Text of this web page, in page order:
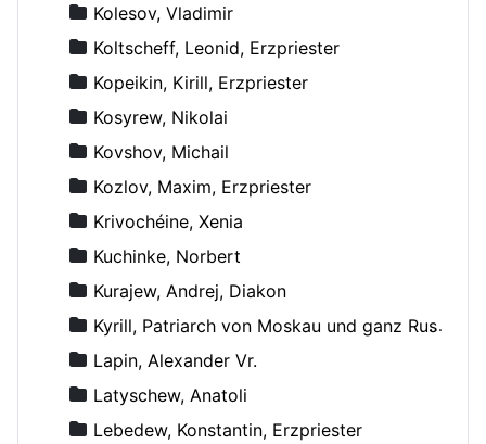
Kolesov, Vladimir
Koltscheff, Leonid, Erzpriester
Kopeikin, Kirill, Erzpriester
Kosyrew, Nikolai
Kovshov, Michail
Kozlov, Maxim, Erzpriester
Krivochéine, Xenia
Kuchinke, Norbert
Kurajew, Andrej, Diakon
Kyrill, Patriarch von Moskau und ganz Russland
Lapin, Alexander Vr.
Latyschew, Anatoli
Lebedew, Konstantin, Erzpriester